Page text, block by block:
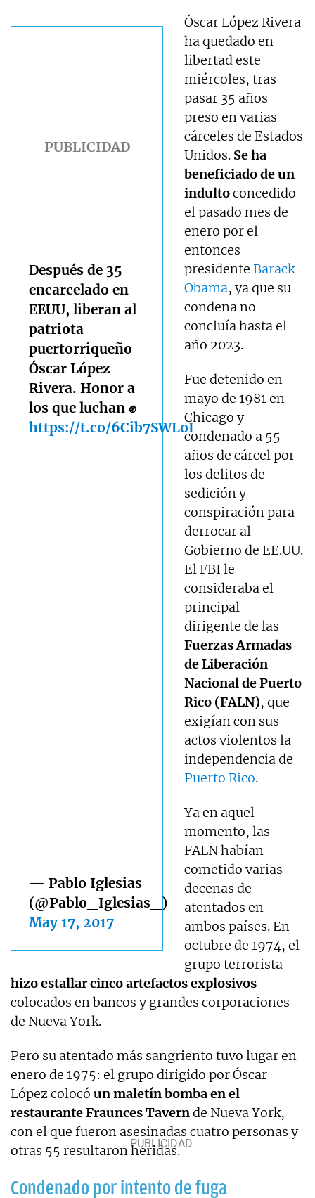
Después de 35
encarcelado en
EEUU, liberan al
patriota
puertorriqueño
Óscar López
Rivera. Honor a
los que luchan ✊️
https://t.co/6Cib7SWLoI
— Pablo Iglesias
(@Pablo_Iglesias_)
May 17, 2017
Óscar López Rivera
ha quedado en
libertad este
miércoles, tras
pasar 35 años
preso en varias
cárceles de Estados
Unidos. Se ha
beneficiado de un
indultoconcedido
el pasado mes de
enero por el
entonces
presidente Barack
Obama, ya que su
condena no
concluía hasta el
año 2023.
Fue detenido en
mayo de 1981 en
Chicago y
condenado a 55
años de cárcel por
los delitos de
sedición y
conspiración para
derrocar al
Gobierno de EE.UU.
El FBI le
consideraba el
principal
dirigente de las
Fuerzas Armadas
de Liberación
Nacional de Puerto
Rico (FALN), que
exigían con sus
actos violentos la
independencia de
Puerto Rico.
Ya en aquel
momento, las
FALN habían
cometido varias
decenas de
atentados en
ambos países. En
octubre de 1974, el
grupo terrorista
hizo estallar cinco artefactos explosivos
colocados en bancos y grandes corporaciones
de Nueva York.
Pero su atentado más sangriento tuvo lugar en
enero de 1975: el grupo dirigido por Óscar
López colocó un maletín bomba en el
restaurante Fraunces Tavernde Nueva York,
con el que fueron asesinadas cuatro personas y
otras 55 resultaron heridas.
Condenado por intento de fuga